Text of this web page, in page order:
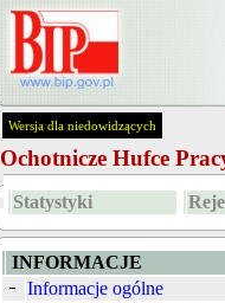
Wersja dla niedowidzących
Ochotnicze Hufce
Statystyki
INFORMACJE
Informacje ogólne